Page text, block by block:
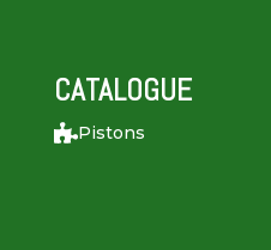
CATALOGUE
Pistons